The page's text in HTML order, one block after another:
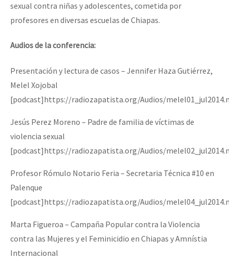
sexual contra niñas y adolescentes, cometida por
profesores en diversas escuelas de Chiapas.
Audios de la conferencia:
Presentación y lectura de casos – Jennifer Haza Gutiérrez,
Melel Xojobal
[podcast]https://radiozapatista.org/Audios/
Jesús Perez Moreno – Padre de familia de víctimas de
violencia sexual
[podcast]https://radiozapatista.org/Audios/
Profesor Rómulo Notario Feria – Secretaria Técnica #10 en
Palenque
[podcast]https://radiozapatista.org/Audios/
Marta Figueroa – Campaña Popular contra la Violencia
contra las Mujeres y el Feminicidio en Chiapas y Amnístia
Internacional